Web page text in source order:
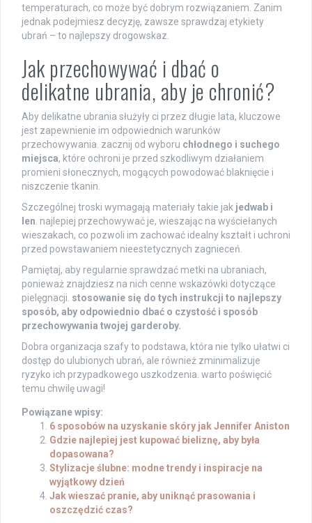
temperaturach, co może być dobrym rozwiązaniem. Zanim
jednak podejmiesz decyzję, zawsze sprawdzaj etykiety
ubrań – to najlepszy drogowskaz.
Jak przechowywać i dbać o
delikatne ubrania, aby je chronić?
Aby delikatne ubrania służyły ci przez długie lata, kluczowe
jest zapewnienie im odpowiednich warunków
przechowywania. zacznij od wyboru chłodnego i suchego
miejsca, które ochroni je przed szkodliwym działaniem
promieni słonecznych, mogących powodować blaknięcie i
niszczenie tkanin.
Szczególnej troski wymagają materiały takie jak jedwab i
len . najlepiej przechowywać je, wieszając na wyściełanych
wieszakach, co pozwoli im zachować idealny kształt i uchroni
przed powstawaniem nieestetycznych zagnieceń.
Pamiętaj, aby regularnie sprawdzać metki na ubraniach,
ponieważ znajdziesz na nich cenne wskazówki dotyczące
pielęgnacji. stosowanie się do tych instrukcji to najlepszy
sposób, aby odpowiednio dbać o czystość i sposób
przechowywania twojej garderoby.
Dobra organizacja szafy to podstawa, która nie tylko ułatwi ci
dostęp do ulubionych ubrań, ale również zminimalizuje
ryzyko ich przypadkowego uszkodzenia. warto poświęcić
temu chwilę uwagi!
Powiązane wpisy:
6 sposobów na uzyskanie skóry jak Jennifer Aniston
Gdzie najlepiej jest kupować bieliznę, aby była
dopasowana?
Stylizacje ślubne: modne trendy i inspiracje na
wyjątkowy dzień
Jak wieszać pranie, aby uniknąć prasowania i
oszczędzić czas?